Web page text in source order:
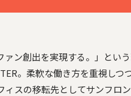
ァン創出を実現する。」とい
。柔軟な働き方を重視しつ
スの移転先としてサンフロ